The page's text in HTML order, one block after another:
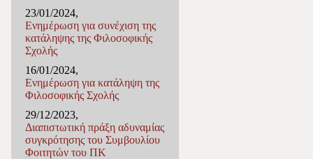
23/01/2024,
Ενημέρωση για συνέχιση της
κατάληψης της Φιλοσοφικής
Σχολής
16/01/2024,
Ενημέρωση για κατάληψη της
Φιλοσοφικής Σχολής
29/12/2023,
Διαπιστωτική πράξη αδυναμίας
συγκρότησης του Συμβουλίου
Φοιτητών του ΠΚ